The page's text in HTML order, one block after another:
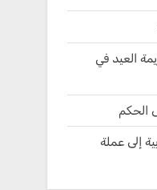
العيد في
الحكم
إلى عملة